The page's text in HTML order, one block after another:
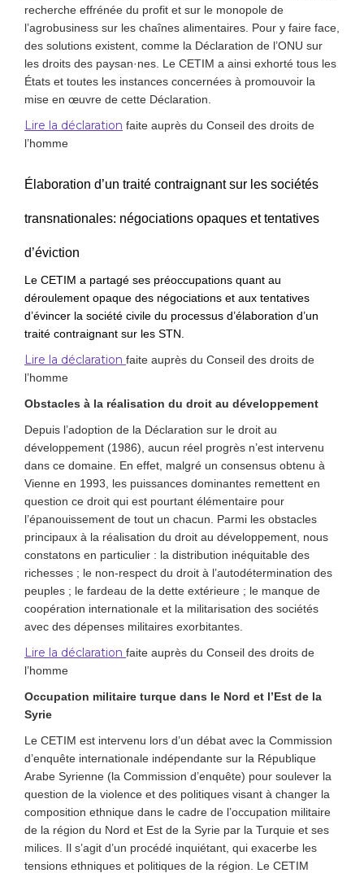
recherche effrénée du profit et sur le monopole de
l’agrobusiness sur les chaînes alimentaires. Pour y faire face,
des solutions existent, comme la Déclaration de l’ONU sur
les droits des paysan·nes. Le CETIM a ainsi exhorté tous les
États et toutes les instances concernées à promouvoir la
mise en œuvre de cette Déclaration.
Lire la déclaration faite auprès du Conseil des droits de
l’homme
Élaboration d’un traité contraignant sur les sociétés
transnationales: négociations opaques et tentatives
d’éviction
Le CETIM a partagé ses préoccupations quant au
déroulement opaque des négociations et aux tentatives
d’évincer la société civile du processus d’élaboration d’un
traité contraignant sur les STN.
Lire la déclaration faite auprès du Conseil des droits de
l’homme
Obstacles à la réalisation du droit au développement
Depuis l’adoption de la Déclaration sur le droit au
développement (1986), aucun réel progrès n’est intervenu
dans ce domaine. En effet, malgré un consensus obtenu à
Vienne en 1993, les puissances dominantes remettent en
question ce droit qui est pourtant élémentaire pour
l’épanouissement de tout un chacun. Parmi les obstacles
principaux à la réalisation du droit au développement, nous
constatons en particulier : la distribution inéquitable des
richesses ; le non-respect du droit à l’autodétermination des
peuples ; le fardeau de la dette extérieure ; le manque de
coopération internationale et la militarisation des sociétés
avec des dépenses militaires exorbitantes.
Lire la déclaration faite auprès du Conseil des droits de
l’homme
Occupation militaire turque dans le Nord et l’Est de la
Syrie
Le CETIM est intervenu lors d’un débat avec la Commission
d’enquête internationale indépendante sur la République
Arabe Syrienne (la Commission d’enquête) pour soulever la
question de la violence et des politiques visant à changer la
composition ethnique dans le cadre de l’occupation militaire
de la région du Nord et Est de la Syrie par la Turquie et ses
milices. Il s’agit d’un procédé inquiétant, qui exacerbe les
tensions ethniques et politiques de la région. Le CETIM